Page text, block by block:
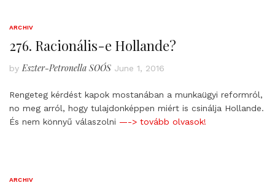
ARCHIV
276. Racionális-e Hollande?
by Eszter-Petronella SOÓS June 1, 2016
Rengeteg kérdést kapok mostanában a munkaügyi reformról,
no meg arról, hogy tulajdonképpen miért is csinálja Hollande.
És nem könnyű válaszolni —-> tovább olvasok!
ARCHIV